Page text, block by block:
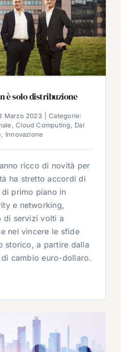
è solo distribuzione
Marzo 2023
Categorie:
,Cloud Computing, Dal
, Innovazione
ricco di novità per
ha stretto accordi di
primo piano in
e networking,
di servizi volti a
nel vincere le sfide
storico, a partire dalla
cambio euro-dollaro.